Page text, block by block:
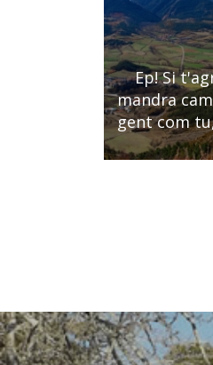
Ep! Si
mandra
gent com